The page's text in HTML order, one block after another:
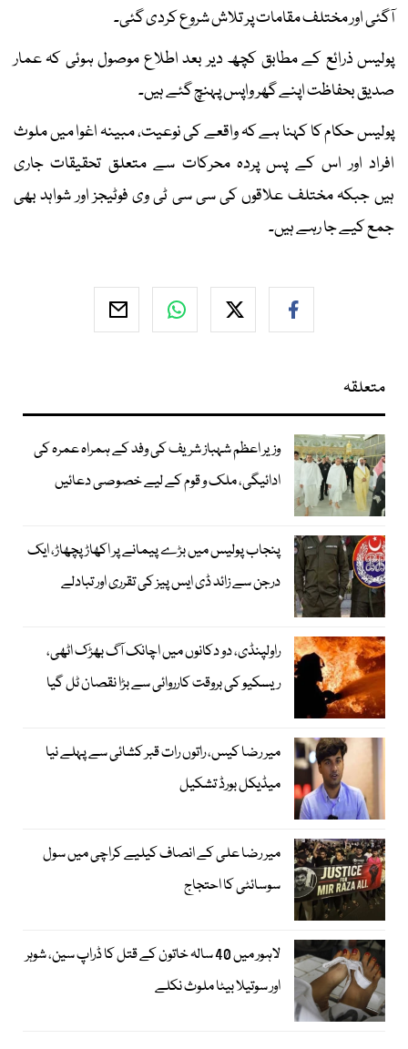
آگئی اور مختلف مقامات پر تلاش شروع کردی گئی۔
پولیس ذرائع کے مطابق کچھ دیر بعد اطلاع موصول ہوئی کہ عمار
صدیق بحفاظت اپنے گھر واپس پہنچ گئے ہیں۔
پولیس حکام کا کہنا ہے کہ واقعے کی نوعیت، مبینہ اغوا میں ملوث
افراد اور اس کے پس پردہ محرکات سے متعلق تحقیقات جاری
ہیں جبکہ مختلف علاقوں کی سی سی ٹی وی فوٹیجز اور شواہد بھی
جمع کیے جا رہے ہیں۔
متعلقہ
وزیر اعظم شہباز شریف کی وفد کے ہمراہ عمرہ کی
ادائیگی، ملک و قوم کے لیے خصوصی دعائیں
پنجاب پولیس میں بڑے پیمانے پر اکھاڑ پچھاڑ، ایک
درجن سے زائد ڈی ایس پیز کی تقرری اور تبادلے
راولپنڈی، دو دکانوں میں اچانک آگ بھڑک اٹھی،
ریسکیو کی بروقت کارروائی سے بڑا نقصان ٹل گیا
میر رضا کیس، راتوں رات قبر کشائی سے پہلے نیا
میڈیکل بورڈ تشکیل
میر رضا علی کے انصاف کیلیے کراچی میں سول
سوسائٹی کا احتجاج
لاہور میں 40 سالہ خاتون کے قتل کا ڈراپ سین، شوہر
اور سوتیلا بیٹا ملوث نکلے